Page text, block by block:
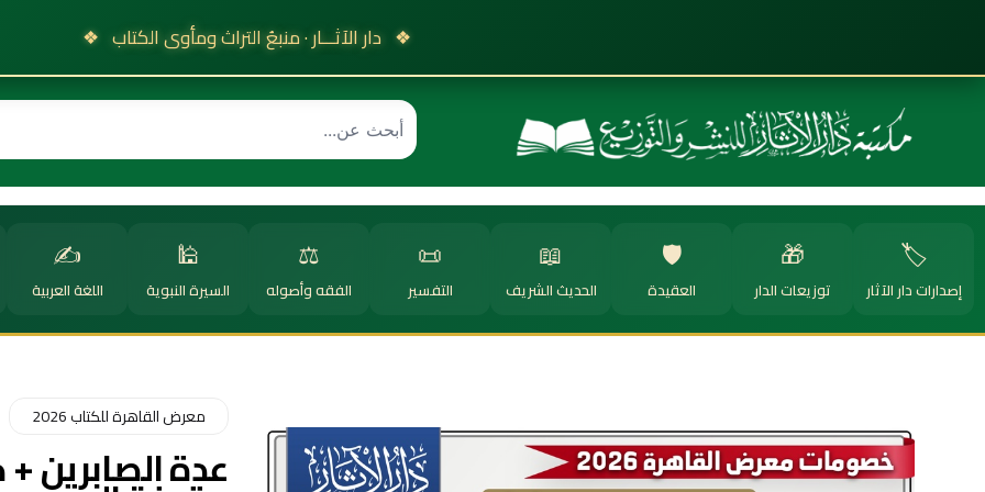
❖ دار الآثـــار · منبعُ التراث ومأوى الكتاب ❖
🏷️
إصدارات دار الآثار
🎁
توزيعات الدار
🛡️
العقيدة
📖
الحديث الشريف
📜
التفسير
⚖️
الفقه وأصوله
🕌
السيرة النبوية
✍️
اللغة العربية
معرض القاهرة للكتاب 2026
عدة الصابرين